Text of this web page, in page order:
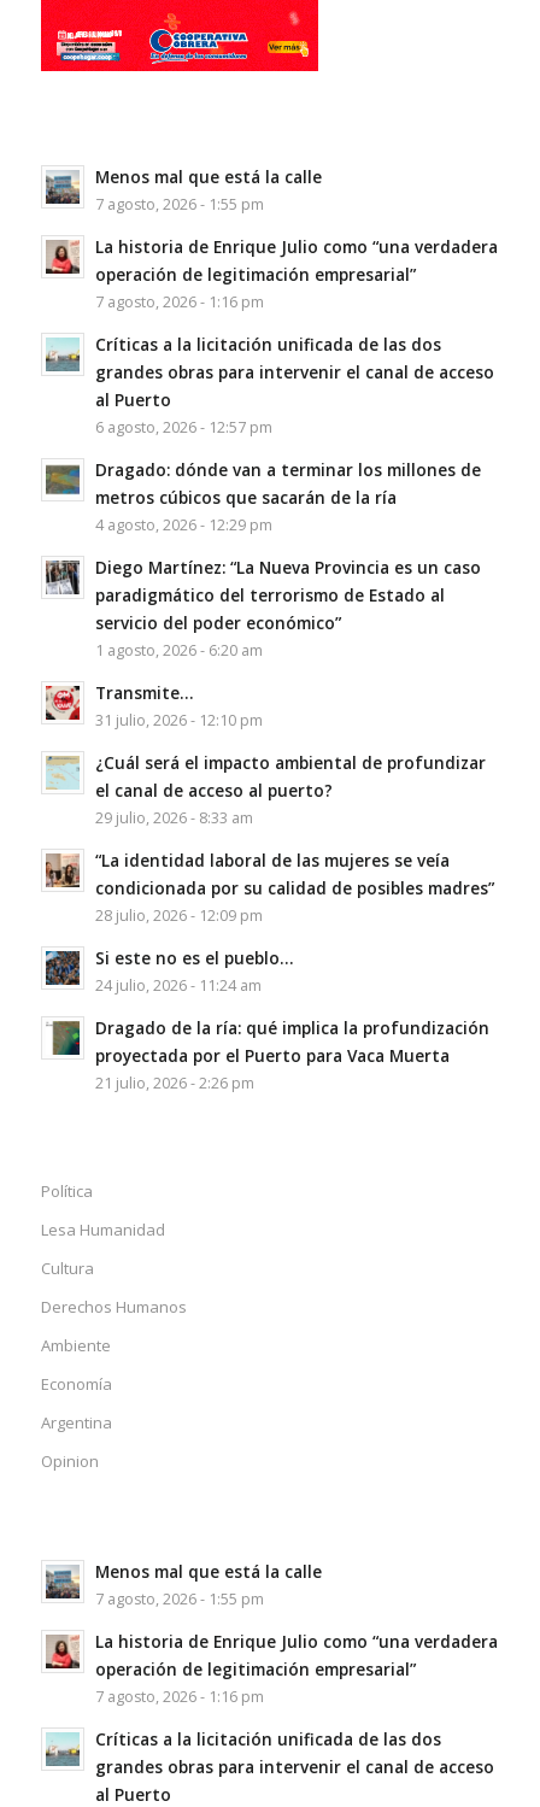
Menos mal que está la calle
7 agosto, 2026 - 1:55 pm
La historia de Enrique Julio como “una verdadera
operación de legitimación empresarial”
7 agosto, 2026 - 1:16 pm
Críticas a la licitación unificada de las dos
grandes obras para intervenir el canal de acceso
al Puerto
6 agosto, 2026 - 12:57 pm
Dragado: dónde van a terminar los millones de
metros cúbicos que sacarán de la ría
4 agosto, 2026 - 12:29 pm
Diego Martínez: “La Nueva Provincia es un caso
paradigmático del terrorismo de Estado al
servicio del poder económico”
1 agosto, 2026 - 6:20 am
Transmite…
31 julio, 2026 - 12:10 pm
¿Cuál será el impacto ambiental de profundizar
el canal de acceso al puerto?
29 julio, 2026 - 8:33 am
“La identidad laboral de las mujeres se veía
condicionada por su calidad de posibles madres”
28 julio, 2026 - 12:09 pm
Si este no es el pueblo…
24 julio, 2026 - 11:24 am
Dragado de la ría: qué implica la profundización
proyectada por el Puerto para Vaca Muerta
21 julio, 2026 - 2:26 pm
Política
Lesa Humanidad
Cultura
Derechos Humanos
Ambiente
Economía
Argentina
Opinion
Menos mal que está la calle
7 agosto, 2026 - 1:55 pm
La historia de Enrique Julio como “una verdadera
operación de legitimación empresarial”
7 agosto, 2026 - 1:16 pm
Críticas a la licitación unificada de las dos
grandes obras para intervenir el canal de acceso
al Puerto